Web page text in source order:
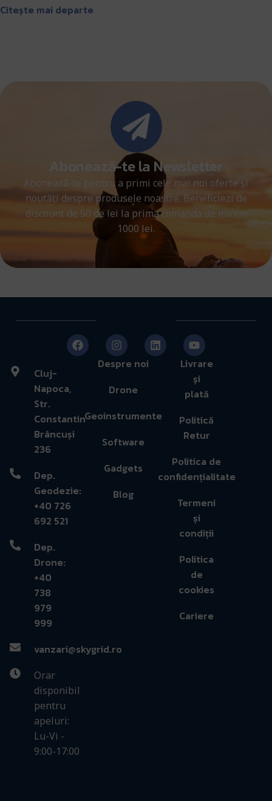
Citește mai departe
Abonează-te la Newsletter
Abonează-te pentru a primi cele mai noi oferte și
noutăți despre produsele noastre. Beneficiezi de
discount de 50 de lei la prima comanda de minim
1000 lei.
Cluj-
Napoca,
Str.
Constantin
Brâncuși
236
Dep.
Geodezie:
+40 726
692 521
Dep.
Drone:
+40
738
979
999
vanzari@skygrid.ro
Orar
disponibil
pentru
apeluri:
Lu-Vi -
9:00-17:00
Despre noi
Drone
Geoinstrumente
Software
Gadgets
Blog
Livrare
și
plată
Politică
Retur
Politica de
confidențialitate
Termeni
și
condiții
Politica
de
cookies
Cariere